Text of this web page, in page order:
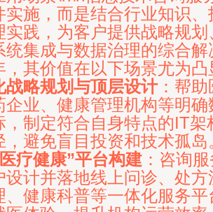
实施，而是结合行业知识
实践，为客户提供战略规划
统集成与数据治理的综合
，其价值在以下场景尤为凸
战略规划与顶层设计：帮助
企业、健康管理机构等明确
，制定符合自身特点的IT架
，避免盲目投资和技术孤岛
疗健康”平台构建 ：咨询
设计并落地线上问诊、处
、健康科普等一体化服务